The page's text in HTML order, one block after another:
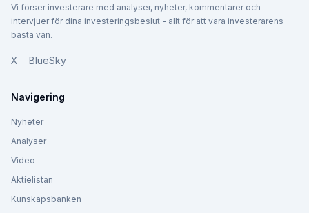
Vi förser investerare med analyser, nyheter, kommentarer och
intervjuer för dina investeringsbeslut - allt för att vara investerarens
bästa vän.
X BlueSky
Navigering
Nyheter
Analyser
Video
Aktielistan
Kunskapsbanken